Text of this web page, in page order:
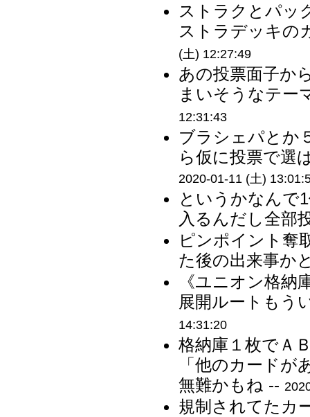
ストラクとパッ
ストラデッキの
(土) 12:27:49
あの投票面子か
まいそうなテ
12:31:43
ブラシェパとか
ら仮に投票で選
2020-01-11 (土)
というかなんで
入るんだし全部
ピンポイント奪
た後の出来事か
《ユニオン格納
展開ルートもう
14:31:20
格納庫１枚でＡ
「他のカード
無難かもね --
規制されてたカ